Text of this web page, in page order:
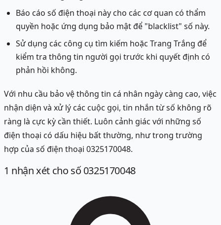
Báo cáo số điện thoại này cho các cơ quan có thẩm
quyền hoặc ứng dụng bảo mật để "blacklist" số này.
Sử dụng các công cụ tìm kiếm hoặc Trang Trắng để
kiểm tra thông tin người gọi trước khi quyết định có
phản hồi không.
Với nhu cầu bảo vệ thông tin cá nhân ngày càng cao, việc
nhận diện và xử lý các cuộc gọi, tin nhắn từ số không rõ
ràng là cực kỳ cần thiết. Luôn cảnh giác với những số
điện thoại có dấu hiệu bất thường, như trong trường
hợp của số điện thoại 0325170048.
1 nhận xét cho số 0325170048